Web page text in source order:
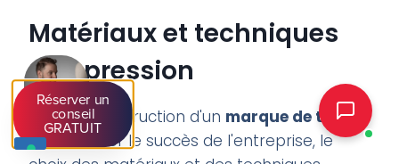
Matériaux et techniques
d'impression
Dans la construction d'un marque de t-shirt
Pour assurer le succès de l'entreprise, le
Réserver un
conseil
GRATUIT